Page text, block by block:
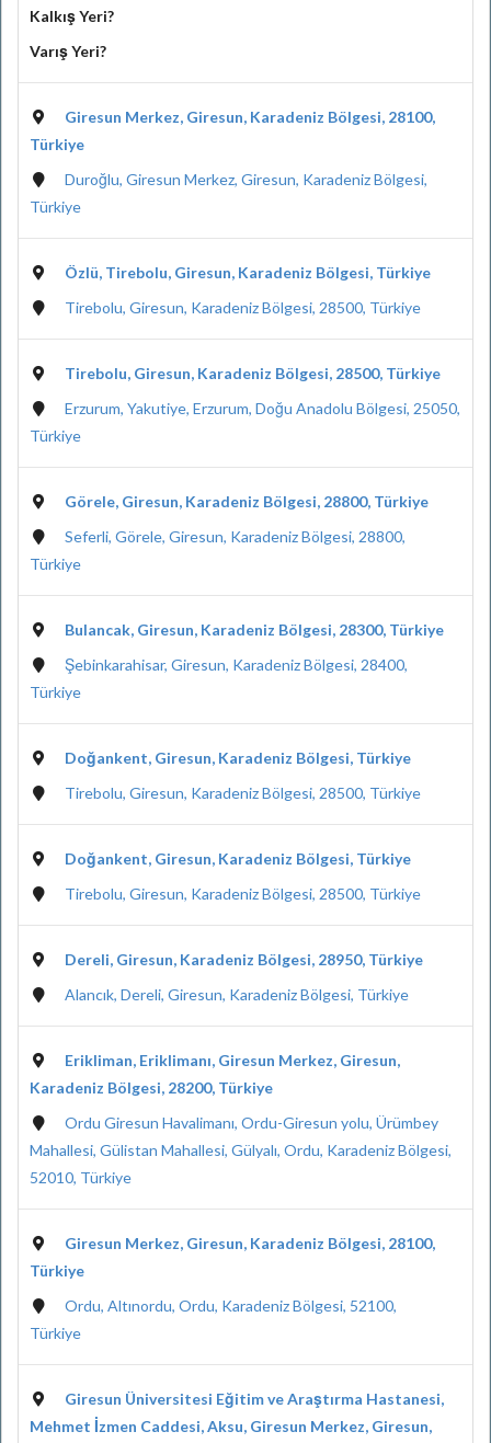
Kalkış Yeri?
Varış Yeri?
Giresun Merkez, Giresun, Karadeniz Bölgesi, 28100,
Türkiye
Duroğlu, Giresun Merkez, Giresun, Karadeniz Bölgesi,
Türkiye
Özlü, Tirebolu, Giresun, Karadeniz Bölgesi, Türkiye
Tirebolu, Giresun, Karadeniz Bölgesi, 28500, Türkiye
Tirebolu, Giresun, Karadeniz Bölgesi, 28500, Türkiye
Erzurum, Yakutiye, Erzurum, Doğu Anadolu Bölgesi, 25050,
Türkiye
Görele, Giresun, Karadeniz Bölgesi, 28800, Türkiye
Seferli, Görele, Giresun, Karadeniz Bölgesi, 28800,
Türkiye
Bulancak, Giresun, Karadeniz Bölgesi, 28300, Türkiye
Şebinkarahisar, Giresun, Karadeniz Bölgesi, 28400,
Türkiye
Doğankent, Giresun, Karadeniz Bölgesi, Türkiye
Tirebolu, Giresun, Karadeniz Bölgesi, 28500, Türkiye
Doğankent, Giresun, Karadeniz Bölgesi, Türkiye
Tirebolu, Giresun, Karadeniz Bölgesi, 28500, Türkiye
Dereli, Giresun, Karadeniz Bölgesi, 28950, Türkiye
Alancık, Dereli, Giresun, Karadeniz Bölgesi, Türkiye
Erikliman, Eriklimanı, Giresun Merkez, Giresun,
Karadeniz Bölgesi, 28200, Türkiye
Ordu Giresun Havalimanı, Ordu-Giresun yolu, Ürümbey
Mahallesi, Gülistan Mahallesi, Gülyalı, Ordu, Karadeniz Bölgesi,
52010, Türkiye
Giresun Merkez, Giresun, Karadeniz Bölgesi, 28100,
Türkiye
Ordu, Altınordu, Ordu, Karadeniz Bölgesi, 52100,
Türkiye
Giresun Üniversitesi Eğitim ve Araştırma Hastanesi,
Mehmet İzmen Caddesi, Aksu, Giresun Merkez, Giresun,